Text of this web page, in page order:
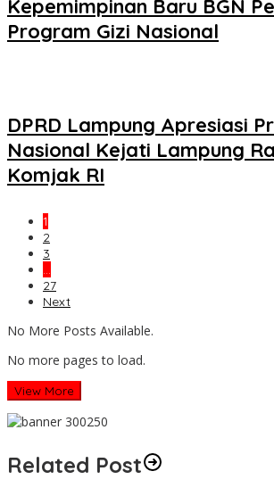
Kepemimpinan Baru BGN
Program Gizi Nasional
DPRD Lampung Apresiasi
Nasional Kejati Lampung
Komjak RI
1
2
3
…
27
Next
No More Posts Available.
No more pages to load.
View More
Related Post